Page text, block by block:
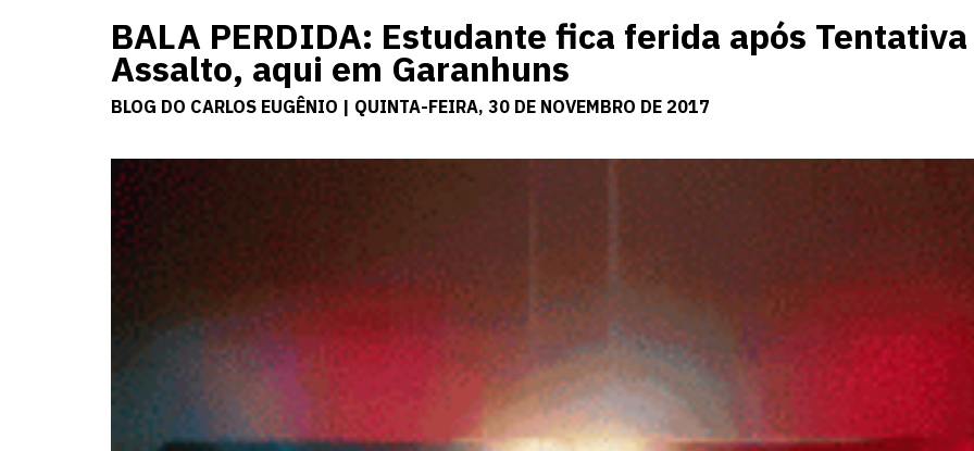
BALA PERDIDA: Estudante fica ferida após
Assalto, aqui em Garanhuns
BLOG DO CARLOS EUGÊNIO | QUINTA-FEIRA, 30 DE NOVEMBRO DE 2017